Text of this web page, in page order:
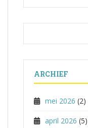
ARCHIEF
mei 2026 (2)
april 2026 (5)